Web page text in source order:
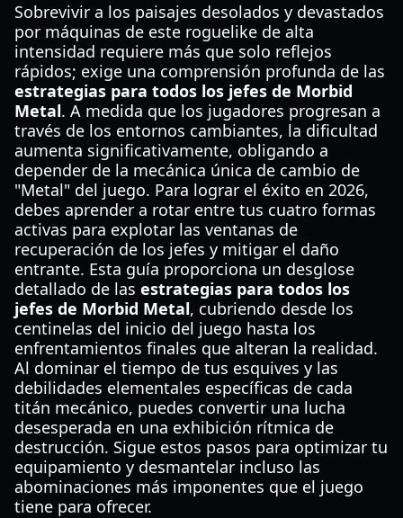
Sobrevivir a los paisajes desolados y devastados
por máquinas de este roguelike de alta
intensidad requiere más que solo reflejos
rápidos; exige una comprensión profunda de las
estrategias para todos los jefes de Morbid
Metal. A medida que los jugadores progresan a
través de los entornos cambiantes, la dificultad
aumenta significativamente, obligando a
depender de la mecánica única de cambio de
"Metal" del juego. Para lograr el éxito en 2026,
debes aprender a rotar entre tus cuatro formas
activas para explotar las ventanas de
recuperación de los jefes y mitigar el daño
entrante. Esta guía proporciona un desglose
detallado de las estrategias para todos los
jefes de Morbid Metal, cubriendo desde los
centinelas del inicio del juego hasta los
enfrentamientos finales que alteran la realidad.
Al dominar el tiempo de tus esquives y las
debilidades elementales específicas de cada
titán mecánico, puedes convertir una lucha
desesperada en una exhibición rítmica de
destrucción. Sigue estos pasos para optimizar tu
equipamiento y desmantelar incluso las
abominaciones más imponentes que el juego
tiene para ofrecer.